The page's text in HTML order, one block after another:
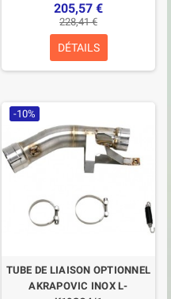
205,57 €
228,41 €
DÉTAILS
-10%
TUBE DE LIAISON OPTIONNEL
AKRAPOVIC INOX L-